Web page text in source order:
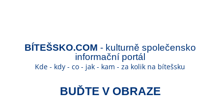
BÍTEŠSKO.COM - kulturně společensko
informační portál
Kde - kdy - co - jak - kam - za kolik na bítešsku
BUĎTE V OBRAZE